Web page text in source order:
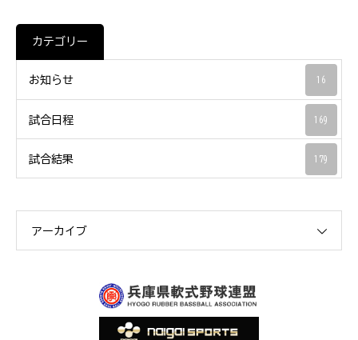
カテゴリー
お知らせ 16
試合日程 169
試合結果 179
アーカイブ